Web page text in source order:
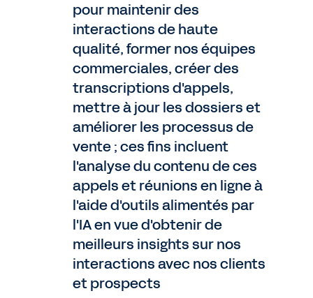
pour maintenir des
interactions de haute
qualité, former nos équipes
commerciales, créer des
transcriptions d'appels,
mettre à jour les dossiers et
améliorer les processus de
vente ; ces fins incluent
l'analyse du contenu de ces
appels et réunions en ligne à
l'aide d'outils alimentés par
l'IA en vue d'obtenir de
meilleurs insights sur nos
interactions avec nos clients
et prospects